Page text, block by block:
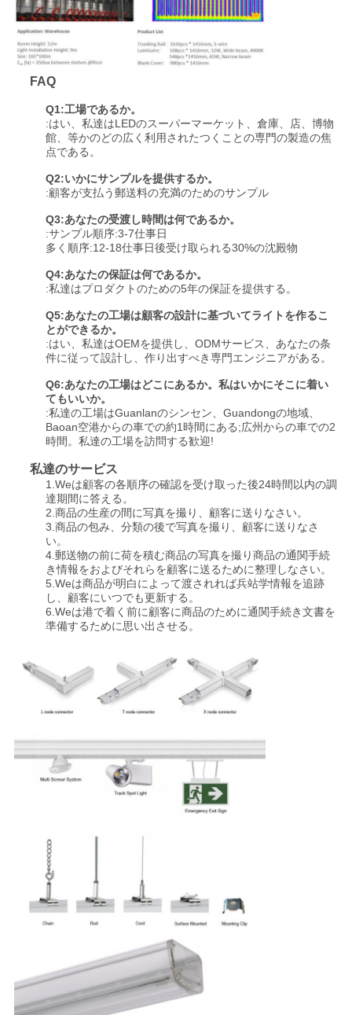
FAQ
Q1:工場であるか。
:はい、私達はLEDのスーパーマーケット、倉庫、店、博物
館、等かのどの広く利用されたつくことの専門の製造の焦
点である。
Q2:いかにサンプルを提供するか。
:顧客が支払う郵送料の充満のためのサンプル
Q3:あなたの受渡し時間は何であるか。
:サンプル順序:3-7仕事日
多く順序:12-18仕事日後受け取られる30%の沈殿物
Q4:あなたの保証は何であるか。
:私達はプロダクトのための5年の保証を提供する。
Q5:あなたの工場は顧客の設計に基づいてライトを作るこ
とができるか。
:はい、私達はOEMを提供し、ODMサービス、あなたの条
件に従って設計し、作り出すべき専門エンジニアがある。
Q6:あなたの工場はどこにあるか。私はいかにそこに着い
てもいいか。
:私達の工場はGuanlanのシンセン、Guandongの地域、
Baoan空港からの車での約1時間にある;広州からの車での2
時間。私達の工場を訪問する歓迎!
私達のサービス
1.Weは顧客の各順序の確認を受け取った後24時間以内の調
達期間に答える。
2.商品の生産の間に写真を撮り、顧客に送りなさい。
3.商品の包み、分類の後で写真を撮り、顧客に送りなさ
い。
4.郵送物の前に荷を積む商品の写真を撮り商品の通関手続
き情報をおよびそれらを顧客に送るために整理しなさい。
5.Weは商品が明白によって渡されれば兵站学情報を追跡
し、顧客にいつでも更新する。
6.Weは港で着く前に顧客に商品のために通関手続き文書を
準備するために思い出させる。